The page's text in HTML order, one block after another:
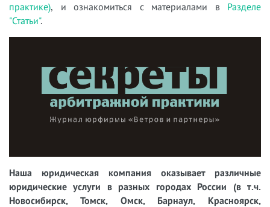
практике), и ознакомиться с материалами в Разделе
"Статьи".
Наша юридическая компания оказывает различные
юридические услуги в разных городах России (в т.ч.
Новосибирск, Томск, Омск, Барнаул, Красноярск,